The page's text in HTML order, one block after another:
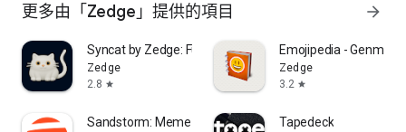
更多由「Zedge」提供的項目 arrow_forward
Syncat by Zedge: Funny Videos
Zedge
2.8 star
Emojipedia - Genmoji
Zedge
3.2 star
Sandstorm: Meme Maker Tapedeck